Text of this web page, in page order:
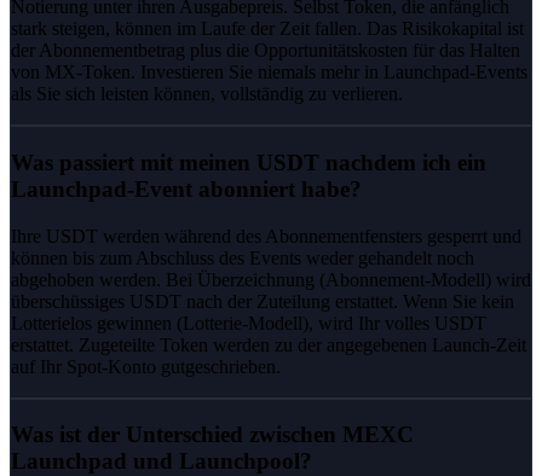
Notierung unter ihren Ausgabepreis. Selbst Token, die anfänglich
stark steigen, können im Laufe der Zeit fallen. Das Risikokapital ist
der Abonnementbetrag plus die Opportunitätskosten für das Halten
von MX-Token. Investieren Sie niemals mehr in Launchpad-Events
als Sie sich leisten können, vollständig zu verlieren.
Was passiert mit meinen USDT nachdem ich ein
Launchpad-Event abonniert habe?
Ihre USDT werden während des Abonnementfensters gesperrt und
können bis zum Abschluss des Events weder gehandelt noch
abgehoben werden. Bei Überzeichnung (Abonnement-Modell) wird
überschüssiges USDT nach der Zuteilung erstattet. Wenn Sie kein
Lotterielos gewinnen (Lotterie-Modell), wird Ihr volles USDT
erstattet. Zugeteilte Token werden zu der angegebenen Launch-Zeit
auf Ihr Spot-Konto gutgeschrieben.
Was ist der Unterschied zwischen MEXC
Launchpad und Launchpool?